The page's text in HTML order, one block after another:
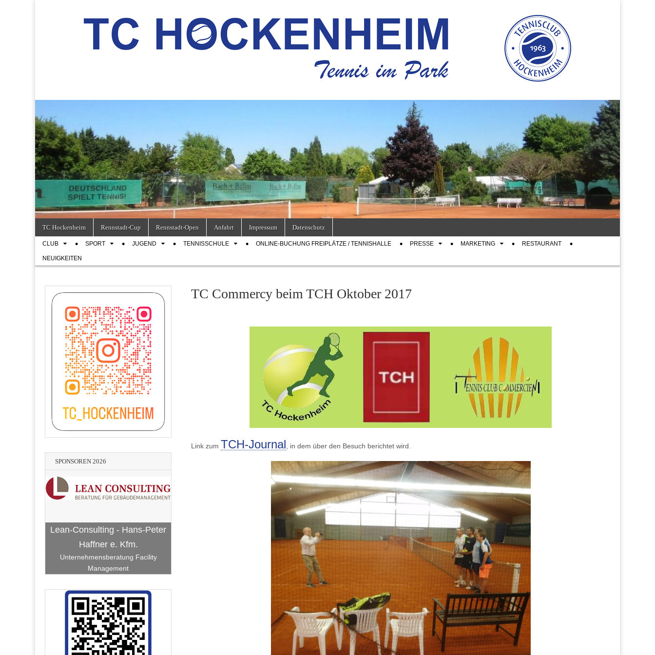
TC Hockenheim
Main
menu
content
TC Hockenheim Rennstadt-Cup Rennstadt-Open Anfahrt Impressum Datenschutz
SubCLUB SPORT JUGEND TENNISSCHULE ONLINE-BUCHUNG FREIPLÄTZE / TENNISHALLE PRESSE MARKETING RESTAURANT
NEUIGKEITEN
TC Commercy beim TCH Oktober 2017
Link zum TCH-Journal , in dem über den Besuch berichtet wird.
SPONSOREN 2026
Bach-Bellm-Heidrich-Becker
Lean-Consulting - Hans-Peter
Haffner e. Kfm.
Unternehmensberatung Facility
Management
Vereinigte VR Bank Kur- und